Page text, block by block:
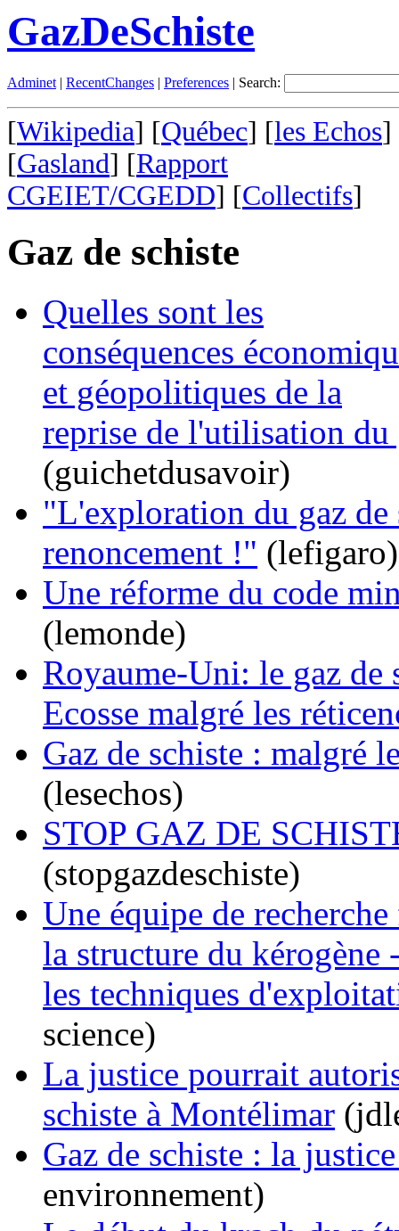
GazDeSchiste
Adminet| RecentChanges | Preferences | Search:
[Wikipedia] [Québec] [les Echos]
[Gasland] [Rapport
CGEIET/CGEDD] [Collectifs]
Gaz de schiste
Quelles sont les
conséquences
et géopolitiques de la
reprise de l'utilisation du
(guichetdusavoir)
"L'exploration du gaz de
renoncement !" (lefigaro)
Une réforme du code
(lemonde)
Royaume-Uni: le gaz de
Ecosse malgré les
Gaz de schiste : malgré
(lesechos)
STOP GAZ DE
(stopgazdeschiste)
Une équipe de
la structure du kérogène
les techniques
science)
La justice pourrait
schiste à Montélimar
Gaz de schiste : la
environnement)